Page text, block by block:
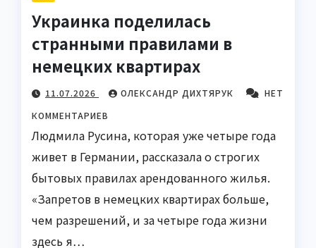
Украинка поделилась
странными правилами в
немецких квартирах
11.07.2026 ОЛЕКСАНДР ДИХТЯРУК
НЕТ
КОММЕНТАРИЕВ
Людмила Русина, которая уже четыре года
живет в Германии, рассказала о строгих
бытовых правилах арендованного жилья.
«Запретов в немецких квартирах больше,
чем разрешений, и за четыре года жизни
здесь я…